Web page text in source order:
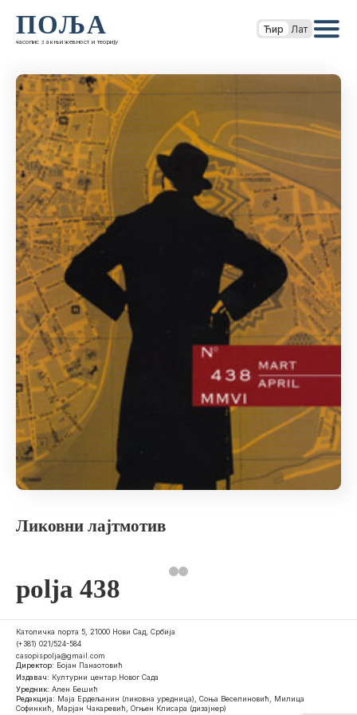
ПОЉА
часопис за књижевност и теорију
Ћир Лат
Ликовни лајтмотив
polja 438
Католичка порта 5, 21000 Нови Сад, Србија
(+381) 021/524-584
casopispolja@gmail.com
Директор: Бојан Панаотовић
Издавач: Културни центар Новог Сада
Уредник: Ален Бешић
Редакција: Маја Ердељанин (ликовна уредница), Соња Веселиновић, Милица
Софинкић, Марјан Чакаревић, Огњен Клисара (дизајнер)